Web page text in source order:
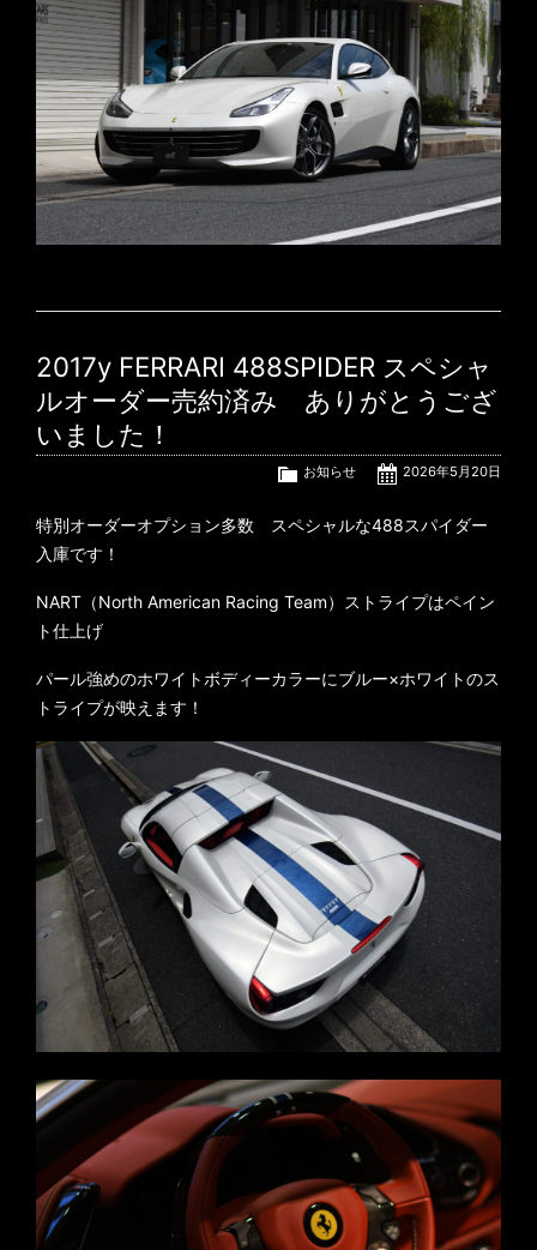
2017y FERRARI 488SPIDER スペシャ
ルオーダー売約済み ありがとうござ
いました！
2026年5月20日
お知らせ
特別オーダーオプション多数 スペシャルな488スパイダー
入庫です！
NART（North American Racing Team）ストライプはペイン
ト仕上げ
パール強めのホワイトボディーカラーにブルー×ホワイトのス
トライプが映えます！